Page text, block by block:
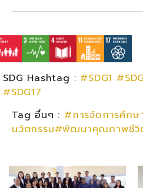
SDG Hashtag : #SDG1
#SDG17
Tag อื่นๆ : #การจัดการศึกษ
นวัตกรรม#พัฒนาคุณภาพชีวิต